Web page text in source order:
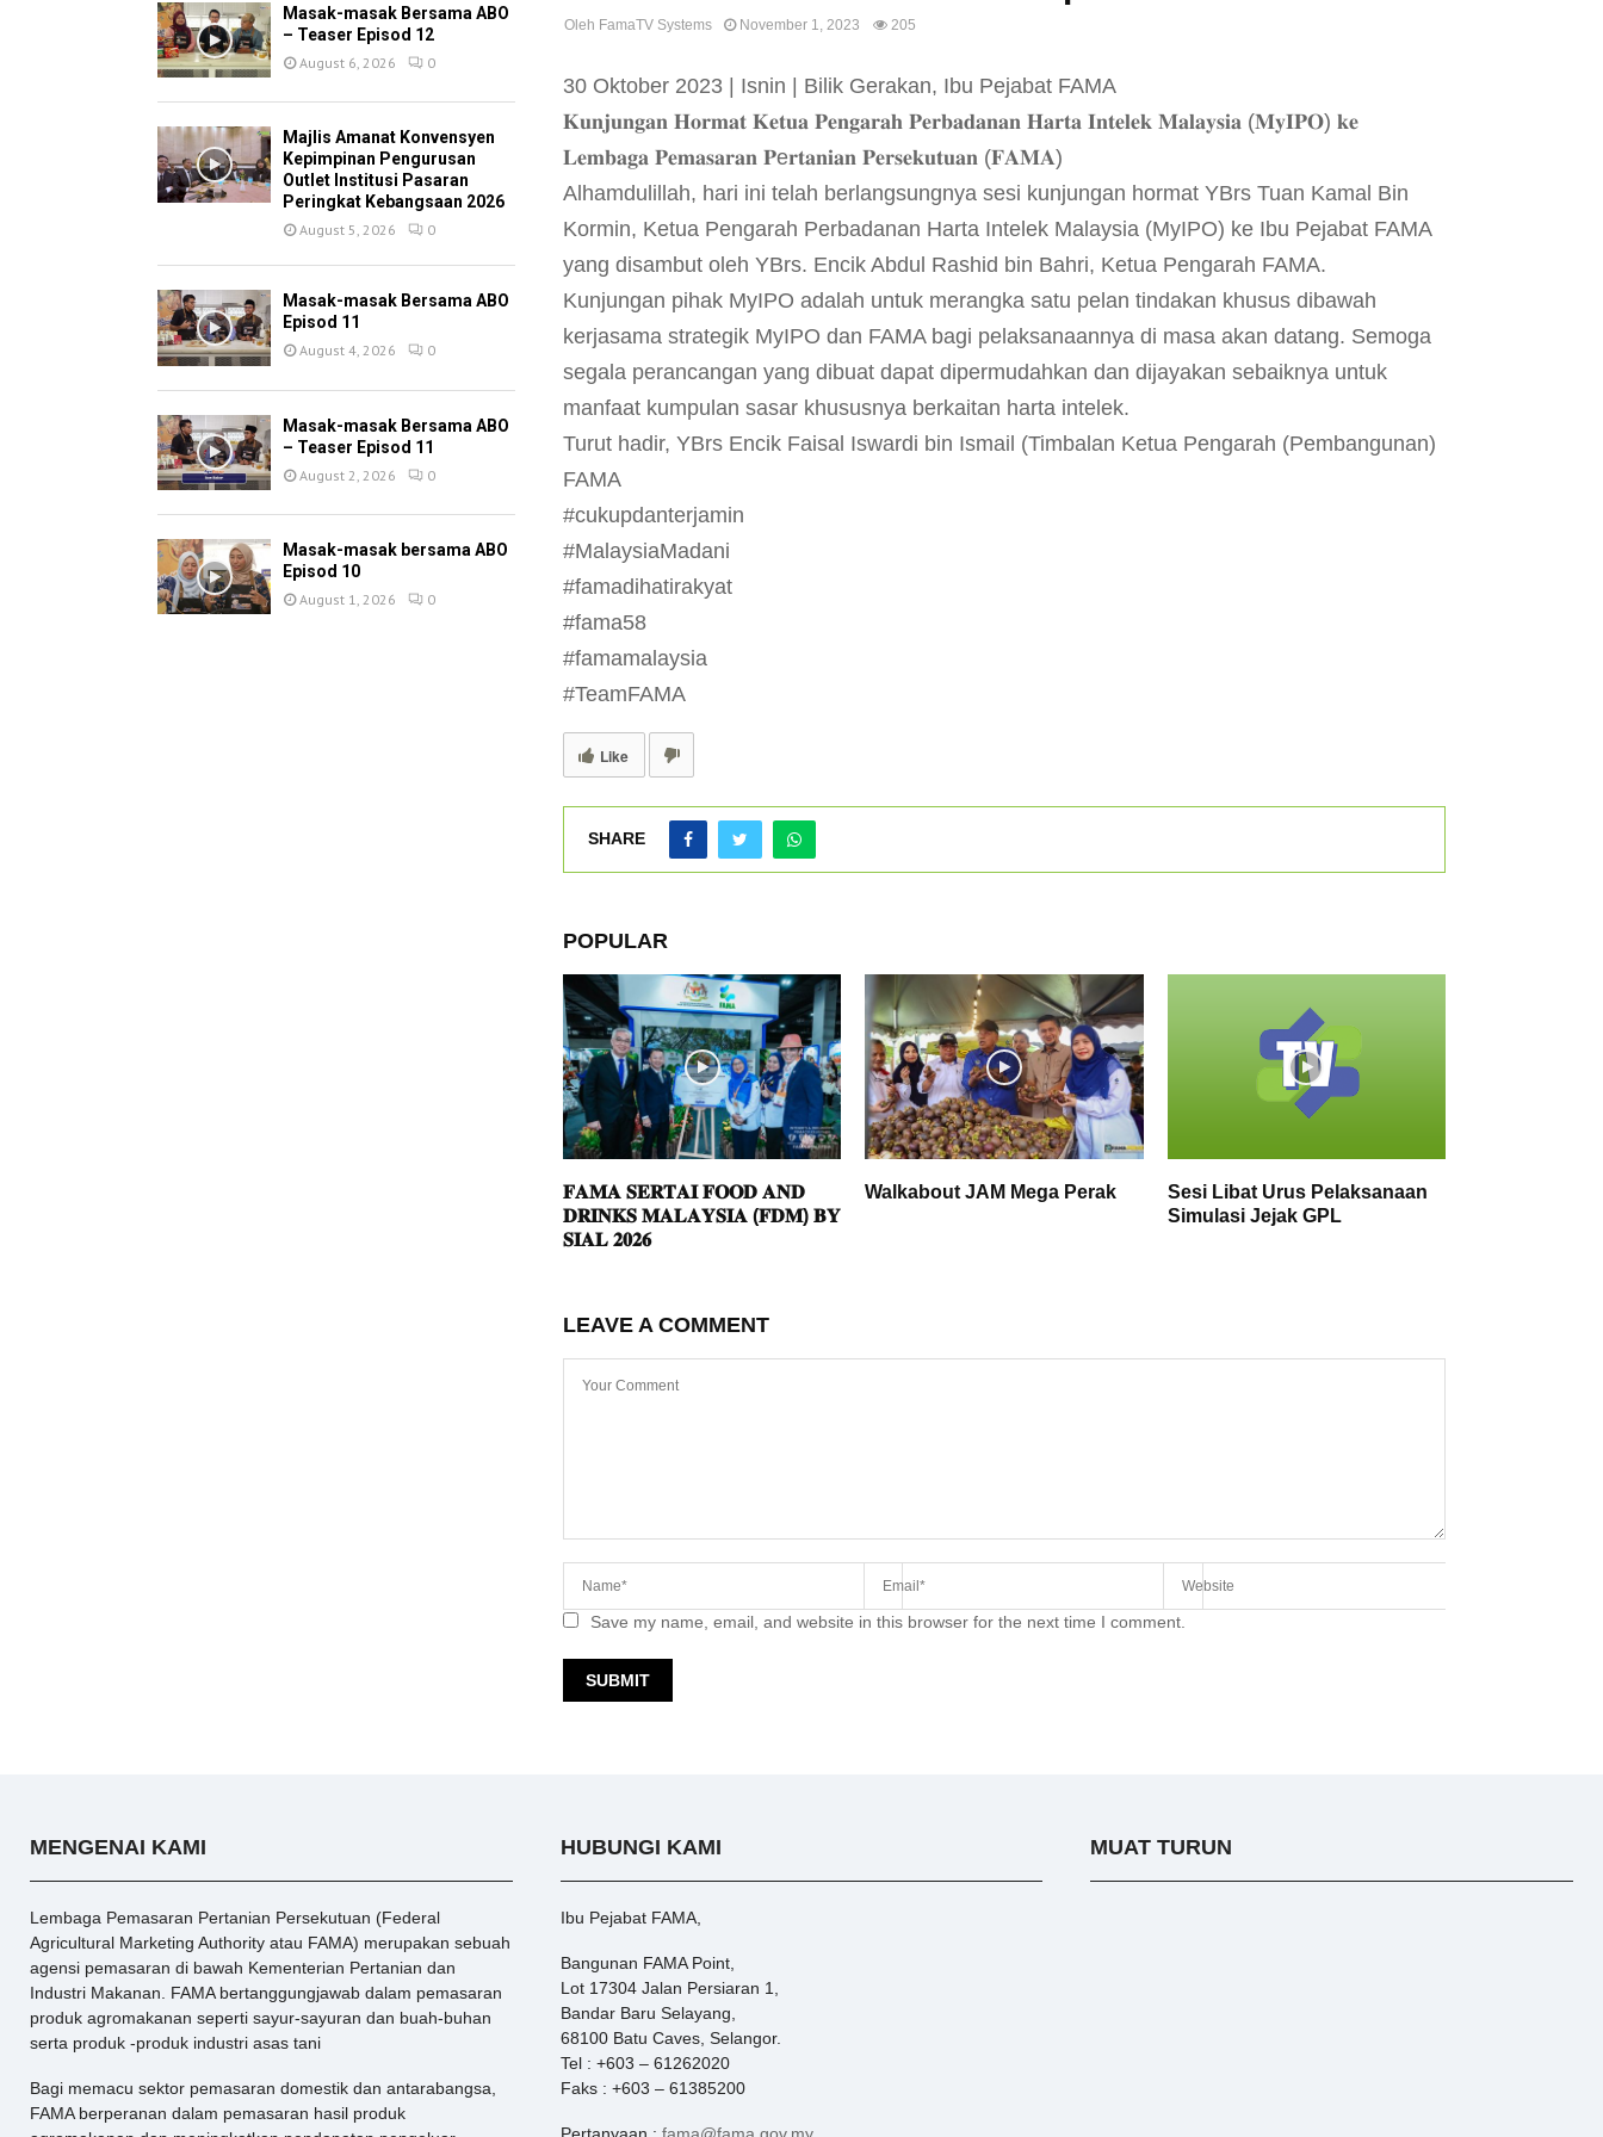
Oleh FamaTV Systems November 1, 2023 205
30 Oktober 2023 | Isnin | Bilik Gerakan, Ibu Pejabat FAMA
𝐊𝐮𝐧𝐣𝐮𝐧𝐠𝐚𝐧 𝐇𝐨𝐫𝐦𝐚𝐭 𝐊𝐞𝐭𝐮𝐚 𝐏𝐞𝐧𝐠𝐚𝐫𝐚𝐡 𝐏𝐞𝐫𝐛𝐚𝐝𝐚𝐧𝐚𝐧 𝐇𝐚𝐫𝐭𝐚 𝐈𝐧𝐭𝐞𝐥𝐞𝐤 𝐌𝐚𝐥𝐚𝐲𝐬𝐢𝐚 (𝐌𝐲𝐈𝐏𝐎) 𝐤𝐞
𝐋𝐞𝐦𝐛𝐚𝐠𝐚 𝐏𝐞𝐦𝐚𝐬𝐚𝐫𝐚𝐧 𝐏e𝐫𝐭𝐚𝐧𝐢𝐚𝐧 𝐏𝐞𝐫𝐬𝐞𝐤𝐮𝐭𝐮𝐚𝐧 (𝐅𝐀𝐌𝐀)
Alhamdulillah, hari ini telah berlangsungnya sesi kunjungan hormat YBrs Tuan Kamal Bin
Kormin, Ketua Pengarah Perbadanan Harta Intelek Malaysia (MyIPO) ke Ibu Pejabat FAMA
yang disambut oleh YBrs. Encik Abdul Rashid bin Bahri, Ketua Pengarah FAMA.
Kunjungan pihak MyIPO adalah untuk merangka satu pelan tindakan khusus dibawah
kerjasama strategik MyIPO dan FAMA bagi pelaksanaannya di masa akan datang. Semoga
segala perancangan yang dibuat dapat dipermudahkan dan dijayakan sebaiknya untuk
manfaat kumpulan sasar khususnya berkaitan harta intelek.
Turut hadir, YBrs Encik Faisal Iswardi bin Ismail (Timbalan Ketua Pengarah (Pembangunan)
FAMA
#cukupdanterjamin
#MalaysiaMadani
#famadihatirakyat
#fama58
#famamalaysia
#TeamFAMA
Like
SHARE
POPULAR
𝐅𝐀𝐌𝐀 𝐒𝐄𝐑𝐓𝐀𝐈 𝐅𝐎𝐎𝐃 𝐀𝐍𝐃
𝐃𝐑𝐈𝐍𝐊𝐒 𝐌𝐀𝐋𝐀𝐘𝐒𝐈𝐀 (𝐅𝐃𝐌) 𝐁𝐘
𝐒𝐈𝐀𝐋 𝟐𝟎𝟐𝟔
Walkabout JAM Mega Perak
Sesi Libat Urus Pelaksanaan
Simulasi Jejak GPL
LEAVE A COMMENT
Save my name, email, and website in this browser for the next time I comment.
Masak-masak Bersama ABO
– Teaser Episod 12
August 6, 2026 0
Majlis Amanat Konvensyen
Kepimpinan Pengurusan
Outlet Institusi Pasaran
Peringkat Kebangsaan 2026
August 5, 2026 0
Masak-masak Bersama ABO
Episod 11
August 4, 2026 0
Masak-masak Bersama ABO
– Teaser Episod 11
August 2, 2026 0
Masak-masak bersama ABO
Episod 10
August 1, 2026 0
MENGENAI KAMI
Lembaga Pemasaran Pertanian Persekutuan (Federal
Agricultural Marketing Authority atau FAMA) merupakan sebuah
agensi pemasaran di bawah Kementerian Pertanian dan
Industri Makanan. FAMA bertanggungjawab dalam pemasaran
produk agromakanan seperti sayur-sayuran dan buah-buhan
serta produk -produk industri asas tani
Bagi memacu sektor pemasaran domestik dan antarabangsa,
FAMA berperanan dalam pemasaran hasil produk
HUBUNGI KAMI
Ibu Pejabat FAMA,
Bangunan FAMA Point,
Lot 17304 Jalan Persiaran 1,
Bandar Baru Selayang,
68100 Batu Caves, Selangor.
Tel : +603 – 61262020
Faks : +603 – 61385200
MUAT TURUN